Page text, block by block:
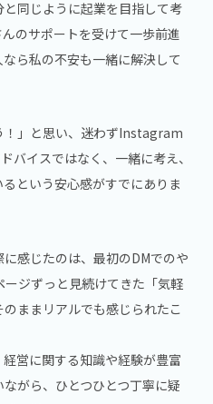
同じように起業を目指して考
のサポートを受けて一歩前進
ら私の不安も一緒に解決して
！」と思い、迷わずInstagram
バイスではなく、一緒に考え、
という安心感がすでにありま
感じたのは、最初のDMでのや
ジずっと見続けてきた「気軽
ままリアルでも感じられたこ
営に関する知識や経験が豊富
がら、ひとつひとつ丁寧に疑